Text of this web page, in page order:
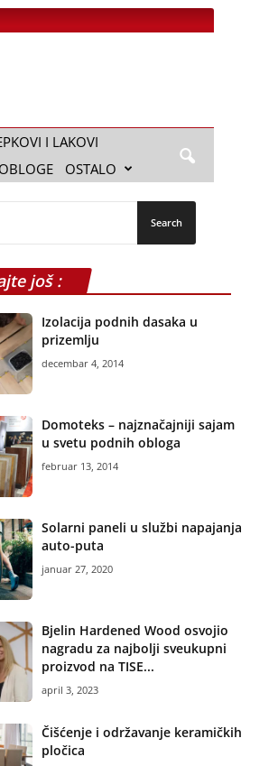
I LAKOVI
OSTALO
još :
Izolacija podnih dasaka u
prizemlju
decembar 4, 2014
Domoteks – najznačajniji sajam
u svetu podnih obloga
februar 13, 2014
Solarni paneli u službi napajanja
auto-puta
januar 27, 2020
Bjelin Hardened Wood osvojio
nagradu za najbolji sveukupni
proizvod na TISE...
april 3, 2023
Čišćenje i održavanje keramičkih
pločica